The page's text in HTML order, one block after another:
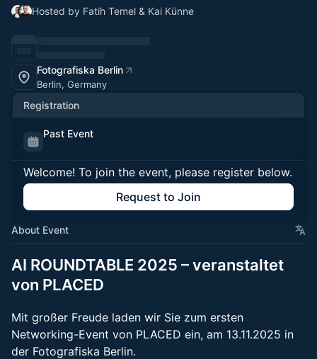
Hosted by Fatih Temel & Kai Künne
Fotografiska Berlin
Berlin, Germany
Registration
Past Event
Welcome! To join the event, please register below.
Request to Join
About Event
AI ROUNDTABLE 2025 – veranstaltet
von PLACED
Mit großer Freude laden wir Sie zum ersten
Networking-Event von PLACED ein, am 13.11.2025 in
der Fotografiska Berlin.